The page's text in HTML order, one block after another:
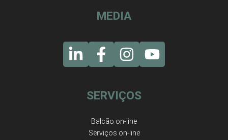
MEDIA
SERVIÇOS
Balcão on-line
Serviços on-line